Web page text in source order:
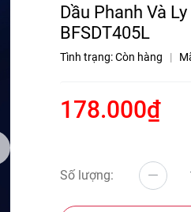
Dầu Phanh Và
BFSDT405L
Tình trạng:Còn hàng |
178.000₫
Số lượng: